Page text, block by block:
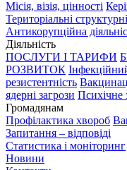
Місія, візія, цінності
Територіальні
Антикорупційна
Діяльність
ПОСЛУГИ І ТАРИФИ
РОЗВИТОК
резистентність
ядерні загрози Психічне
Громадянам
Профілактика хвороб
Запитання – відповіді
Статистика і моніторинг
Новини